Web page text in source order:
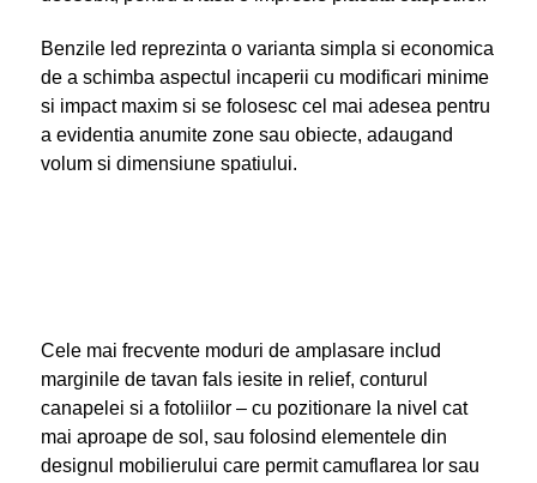
Benzile led reprezinta o varianta simpla si economica
de a schimba aspectul incaperii cu modificari minime
si impact maxim si se folosesc cel mai adesea pentru
a evidentia anumite zone sau obiecte, adaugand
volum si dimensiune spatiului.
Cele mai frecvente moduri de amplasare includ
marginile de tavan fals iesite in relief, conturul
canapelei si a fotoliilor – cu pozitionare la nivel cat
mai aproape de sol, sau folosind elementele din
designul mobilierului care permit camuflarea lor sau